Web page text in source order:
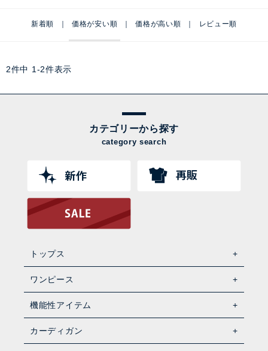
新着順 価格が安い順 価格が高い順 レビュー順
2件中 1 -2件表示
カテゴリーから探す
category search
トップス
ワンピース
機能性アイテム
カーディガン